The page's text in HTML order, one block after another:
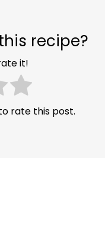
recipe?
it!
rate this post.